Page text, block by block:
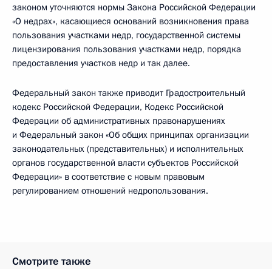
законом уточняются нормы Закона Российской Федерации
«О недрах», касающиеся оснований возникновения права
пользования участками недр, государственной системы
лицензирования пользования участками недр, порядка
предоставления участков недр и так далее.
Федеральный закон также приводит Градостроительный
кодекс Российской Федерации, Кодекс Российской
Федерации об административных правонарушениях
и Федеральный закон «Об общих принципах организации
законодательных (представительных) и исполнительных
органов государственной власти субъектов Российской
Федерации» в соответствие с новым правовым
регулированием отношений недропользования.
Смотрите также